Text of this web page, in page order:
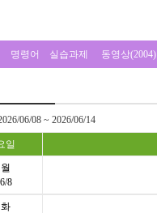
명령어 실습과제 동영상(2004)
06/08 ~ 2026/06/14
일
월
6/8
화